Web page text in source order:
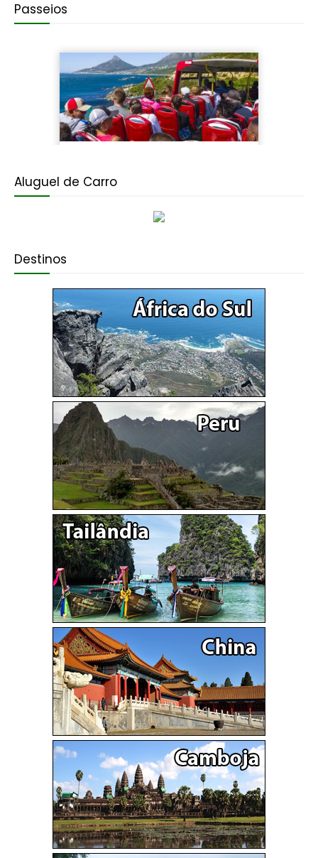
Passeios
Aluguel de Carro
Destinos